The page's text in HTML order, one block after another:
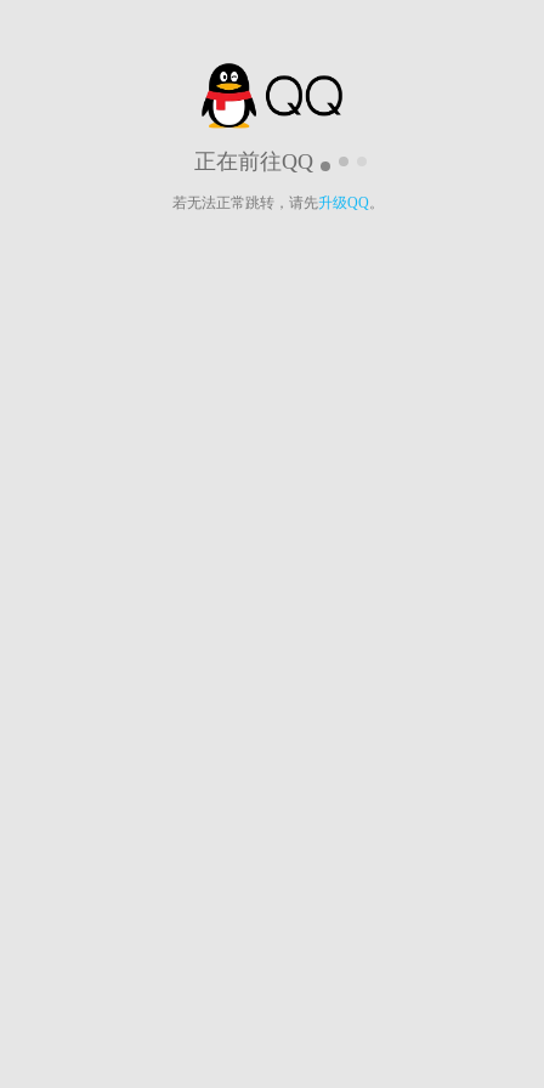
正在前往QQ
若无法正常跳转，请先升级QQ。